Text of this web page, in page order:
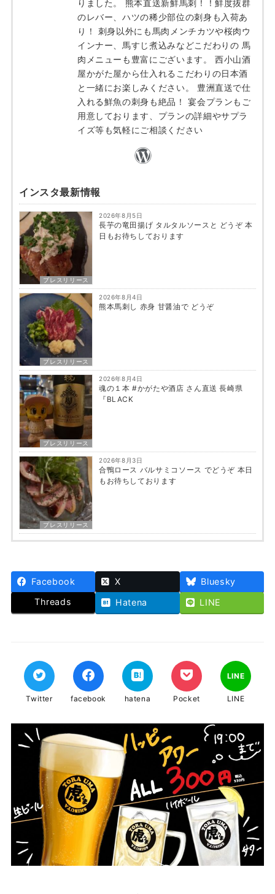
りました。 熊本直送新鮮馬刺！！鮮度抜群
のレバー、ハツの稀少部位の刺身も入荷あ
り！ 刺身以外にも馬肉メンチカツや桜肉ウ
インナー、馬すじ煮込みなどこだわりの 馬
肉メニューも豊富にございます。 西小山酒
屋かがた屋から仕入れるこだわりの日本酒
と一緒にお楽しみください。 豊洲直送で仕
入れる鮮魚の刺身も絶品！ 宴会プランもご
用意しております、プランの詳細やサプラ
イズ等も気軽にご相談ください
インスタ最新情報
プレスリリース
2026年8月5日
長芋の竜田揚げ タルタルソースと どうぞ 本
日もお待ちしております
プレスリリース
2026年8月4日
熊本馬刺し 赤身 甘醤油で どうぞ
プレスリリース
2026年8月4日
魂の１本 #かがたや酒店 さん直送 長崎県
『BLACK
プレスリリース
2026年8月3日
合鴨ロース バルサミコソース でどうぞ 本日
もお待ちしております
Facebook X
Bluesky
Threads
Hatena LINE
Twitter facebook hatena Pocket
LINE
LINE